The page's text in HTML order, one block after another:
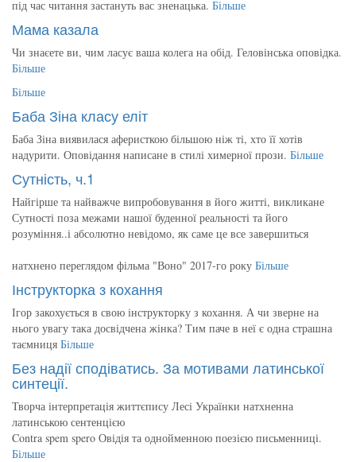
під час читання застануть вас зненацька. Більше
Мама казала
Чи знаєете ви, чим ласує ваша колега на обід. Геловінська оповідка.
Більше
Більше
Баба Зіна класу еліт
Баба Зіна виявилася аферисткою більшою ніж ті, хто її хотів
надурити. Оповідання написане в стилі химерної прози. Більше
Сутність, ч.1
Найгірше та найважче випробовування в його житті, викликане
Сутності поза межами нашої буденної реальності та його
розуміння..і абсолютно невідомо, як саме це все завершиться
натхнено переглядом фільма "Воно" 2017-го року Більше
Інструкторка з кохання
Ігор закохується в свою інструкторку з кохання. А чи зверне на
нього увагу така досвідчена жінка? Тим паче в неї є одна страшна
таємниця Більше
Без надії сподіватись. За мотивами латинської
синтеції.
Творча інтерпретація життєпису Лесі Українки натхненна
латинською сентенцією
Contra spem spero Овідія та однойменною поезією письменниці.
Більше